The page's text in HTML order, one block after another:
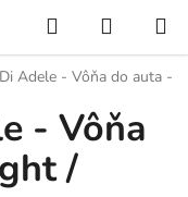
Hľadať
KOŠÍK
Adele - Vôňa do auta -
- Vôňa
/